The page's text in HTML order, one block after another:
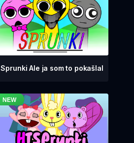
Sprunki Ale ja som to pokašlal